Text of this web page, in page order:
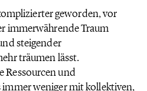
geworden, vor
immerwährende Traum
steigender
träumen lässt.
Ressourcen und
immer weniger mit kollektiven,